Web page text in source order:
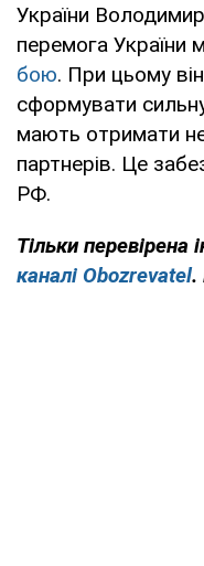
України
перемога України
бою. При цьому
сформувати
мають отримати
партнерів. Це
РФ.
Тільки перевірена
каналі Obozrevatel.